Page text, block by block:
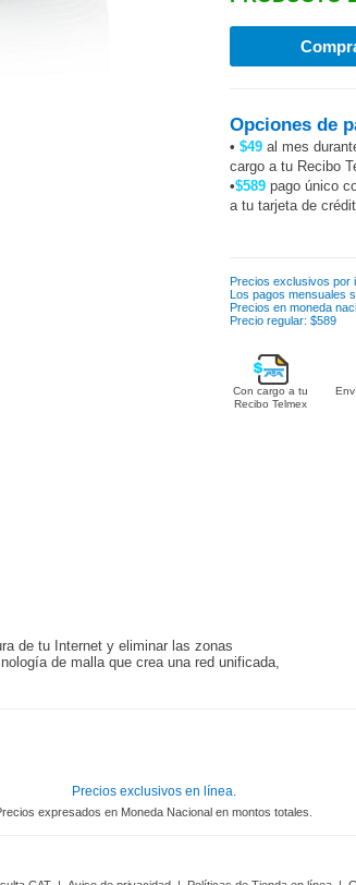
Opciones de
• $49 al mes
cargo a tu Recibo
•$589 pago único
a tu tarjeta de
Precios exclusivos por
Los pagos mensuales
Precios en moneda
Precio regular: $589
Con cargo a tu
Recibo Telmex
de tu Internet y eliminar las zonas
de malla que crea una red unificada,
Precios exclusivos en línea.
expresados en Moneda Nacional en montos totales.